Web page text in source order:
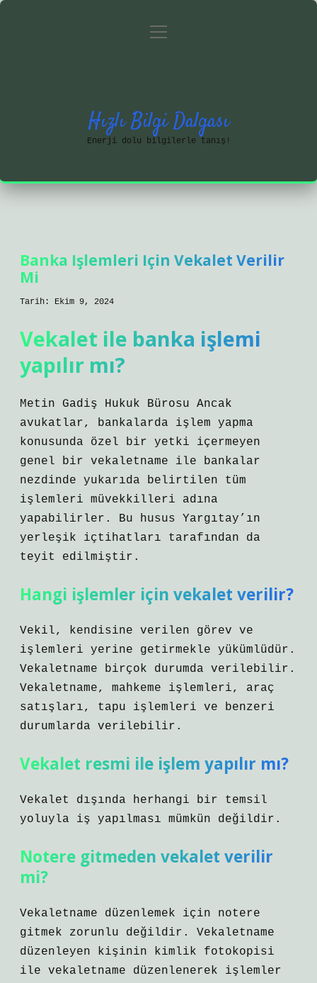
Gizlilik Politikası
menüyü
Hızlı Bilgi Dalgası
Enerji dolu bilgilerle tanış!
Banka Işlemleri Için Vekalet Verilir
Mi
Tarih: Ekim 9, 2024
Vekalet ile banka işlemi
yapılır mı?
Metin Gadiş Hukuk Bürosu Ancak
avukatlar, bankalarda işlem yapma
konusunda özel bir yetki içermeyen
genel bir vekaletname ile bankalar
nezdinde yukarıda belirtilen tüm
işlemleri müvekkilleri adına
yapabilirler. Bu husus Yargıtay’ın
yerleşik içtihatları tarafından da
teyit edilmiştir.
Hangi işlemler için vekalet verilir?
Vekil, kendisine verilen görev ve
işlemleri yerine getirmekle yükümlüdür.
Vekaletname birçok durumda verilebilir.
Vekaletname, mahkeme işlemleri, araç
satışları, tapu işlemleri ve benzeri
durumlarda verilebilir.
Vekalet resmi ile işlem yapılır mı?
Vekalet dışında herhangi bir temsil
yoluyla iş yapılması mümkün değildir.
Notere gitmeden vekalet verilir
mi?
Vekaletname düzenlemek için notere
gitmek zorunlu değildir. Vekaletname
düzenleyen kişinin kimlik fotokopisi
ile vekaletname düzenlenerek işlemler